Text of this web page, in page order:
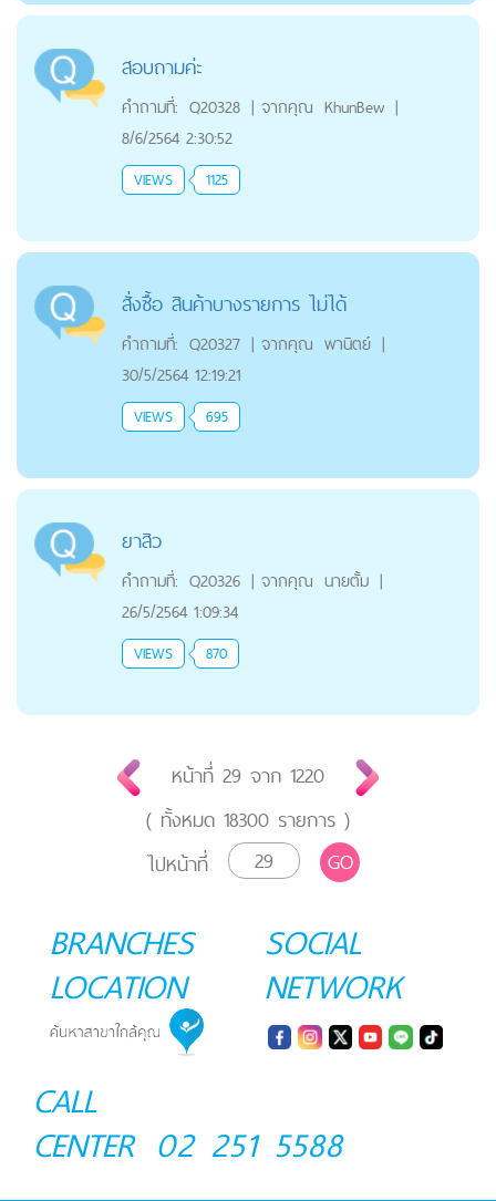
สอบถาม​ค่ะ
คำถามที่: Q20328 | จากคุณ KhunBew |
8/6/2564 2:30:52
VIEWS 1125
สั่งซื้อ สินค้าบางรายการ ไม่ได้
คำถามที่: Q20327 | จากคุณ พานิตย์ |
30/5/2564 12:19:21
VIEWS 695
ยาสิว
คำถามที่: Q20326 | จากคุณ นายตั้ม |
26/5/2564 1:09:34
VIEWS 870
หน้าที่ 29 จาก 1220
( ทั้งหมด 18300 รายการ )
ไปหน้าที่
GO
BRANCHES
LOCATION
SOCIAL
NETWORK
CALL
CENTER 02 251 5588